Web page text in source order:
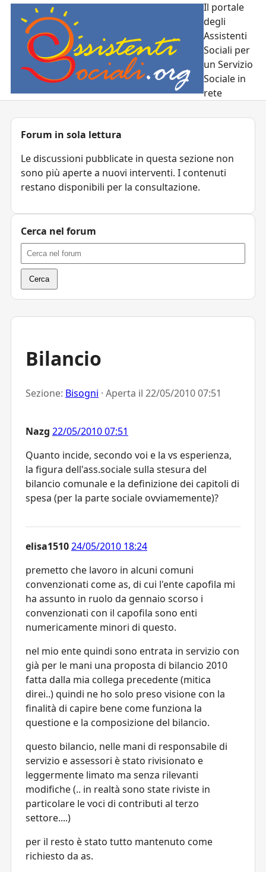
Il portale
degli
Assistenti
Sociali per
un Servizio
Sociale in
rete
Bilancio
Sezione: Bisogni · Aperta il 22/05/2010 07:51
Nazg 22/05/2010 07:51
Quanto incide, secondo voi e la vs esperienza,
la figura dell'ass.sociale sulla stesura del
bilancio comunale e la definizione dei capitoli di
spesa (per la parte sociale ovviamemente)?
elisa151024/05/2010 18:24
premetto che lavoro in alcuni comuni
convenzionati come as, di cui l'ente capofila mi
ha assunto in ruolo da gennaio scorso i
convenzionati con il capofila sono enti
numericamente minori di questo.
nel mio ente quindi sono entrata in servizio con
già per le mani una proposta di bilancio 2010
fatta dalla mia collega precedente (mitica
direi..) quindi ne ho solo preso visione con la
finalità di capire bene come funziona la
questione e la composizione del bilancio.
questo bilancio, nelle mani di responsabile di
servizio e assessori è stato rivisionato e
leggermente limato ma senza rilevanti
modifiche (.. in realtà sono state riviste in
particolare le voci di contributi al terzo
settore....)
per il resto è stato tutto mantenuto come
richiesto da as.
Forum in sola lettura
Le discussioni pubblicate in questa sezione non
sono più aperte a nuovi interventi. I contenuti
restano disponibili per la consultazione.
Cerca nel forum
Cerca